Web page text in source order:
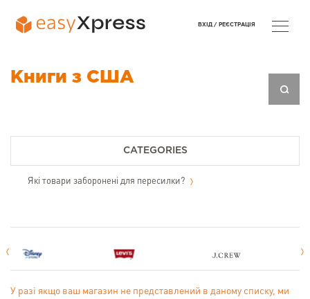
Книги з США
CATEGORIES
Які товари заборонені для пересилки?
У разі якщо ваш магазин не представлений в даному списку, ми
ВХІД / РЕЄСТРАЦІЯ